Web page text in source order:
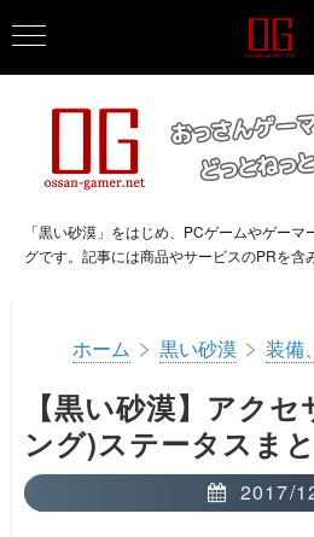
「黒い砂漠」をはじめ、PCゲームやゲー
グです。記事には商品やサービスのPRを含
ホーム > 黒い砂漠 > 装備
【黒い砂漠】アク
ング)ステータスま
2017/